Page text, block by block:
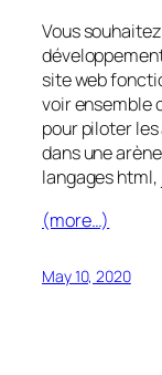
Vous
site web
voir ensemble
pour piloter
dans une
langages
(more…)
May 10, 2020